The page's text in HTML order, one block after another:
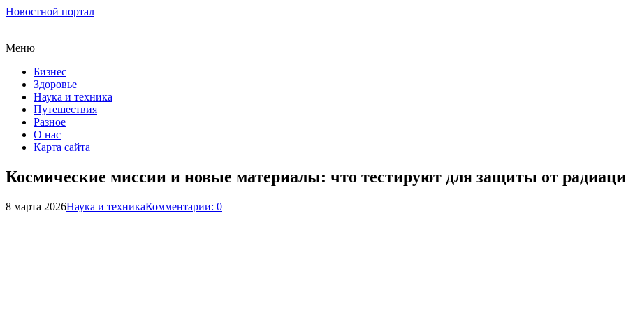
Новостной портал
Меню
Бизнес
Здоровье
Наука и техника
Путешествия
Разное
О нас
Карта сайта
Космические миссии и новые материалы: что тестируют для защиты от
8 марта 2026Наука и техникаКомментарии: 0